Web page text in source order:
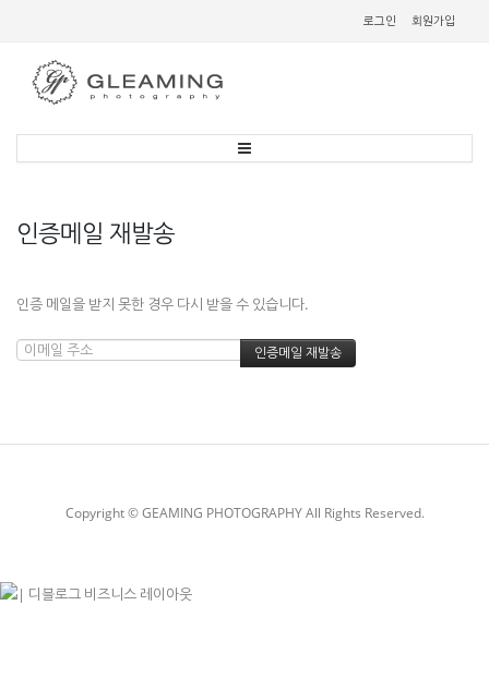
로그인 회원가입
인증메일 재발송
인증 메일을 받지 못한 경우 다시 받을 수 있습니다.
Copyright © GEAMING PHOTOGRAPHY All Rights Reserved.